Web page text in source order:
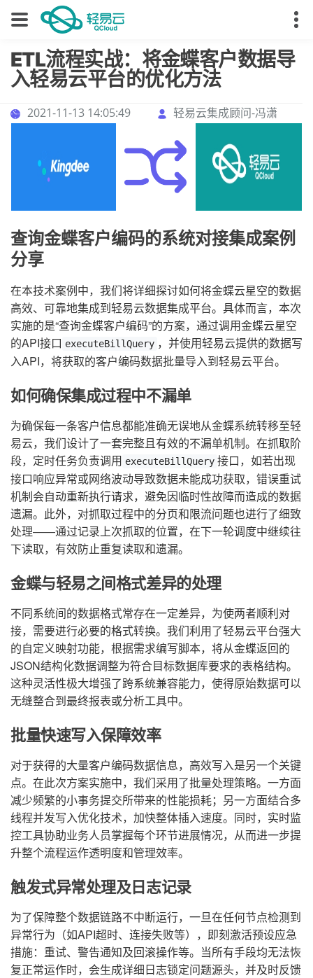
ETL流程实战：将金蝶客户数据导
入轻易云平台的优化方法
2021-11-13 14:05:49 轻易云集成顾问-冯潇
查询金蝶客户编码的系统对接集成案例
分享
在本技术案例中，我们将详细探讨如何将金蝶云星空的数据
高效、可靠地集成到轻易云数据集成平台。具体而言，本次
实施的是“查询金蝶客户编码”的方案，通过调用金蝶云星空
的API接口 executeBillQuery ，并使用轻易云提供的数据写
入API，将获取的客户编码数据批量导入到轻易云平台。
如何确保集成过程中不漏单
为确保每一条客户信息都能准确无误地从金蝶系统转移至轻
易云，我们设计了一套完整且有效的不漏单机制。在抓取阶
段，定时任务负责调用 executeBillQuery 接口，如若出现
接口响应异常或网络波动导致数据未能成功获取，错误重试
机制会自动重新执行请求，避免因临时性故障而造成的数据
遗漏。此外，对抓取过程中的分页和限流问题也进行了细致
处理——通过记录上次抓取的位置，在下一轮调度中继续往
下读取，有效防止重复读取和遗漏。
金蝶与轻易之间格式差异的处理
不同系统间的数据格式常存在一定差异，为使两者顺利对
接，需要进行必要的格式转换。我们利用了轻易云平台强大
的自定义映射功能，根据需求编写脚本，将从金蝶返回的
JSON结构化数据调整为符合目标数据库要求的表格结构。
这种灵活性极大增强了跨系统兼容能力，使得原始数据可以
无缝整合到最终报表或分析工具中。
批量快速写入保障效率
对于获得的大量客户编码数据信息，高效写入是另一个关键
点。在此次方案实施中，我们采用了批量处理策略。一方面
减少频繁的小事务提交所带来的性能损耗；另一方面结合多
线程并发写入优化技术，加快整体插入速度。同时，实时监
控工具协助业务人员掌握每个环节进展情况，从而进一步提
升整个流程运作透明度和管理效率。
触发式异常处理及日志记录
为了保障整个数据链路不中断运行，一旦在任何节点检测到
异常行为（如API超时、连接失败等），即刻激活预设应急
措施：重试、警告通知及回滚操作等。当所有手段均无法恢
复正常运作时，会生成详细日志锁定问题源头，并及时反馈